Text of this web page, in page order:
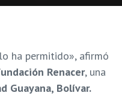
ha permitido», afirmó
Renacer, una
Guayana, Bolívar.